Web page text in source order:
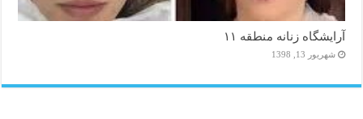
آرایشگاه زنانه منطقه ۱۱
شهریور 13, 1398